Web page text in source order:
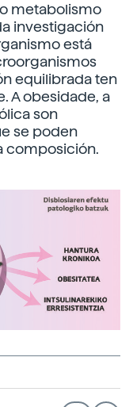
metabolismo
investigación
está
equilibrada ten
A obesidade, a
son
se poden
composición.